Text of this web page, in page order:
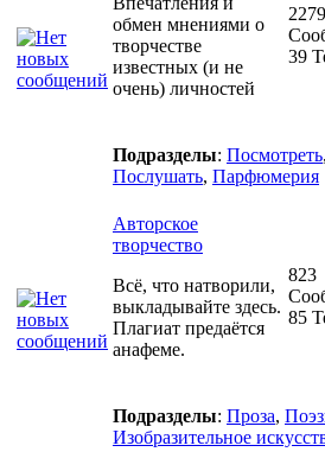
обмен мнениями о
творчестве
известных (и не
очень) личностей
2279
39
Подразделы: Посмотреть,
Послушать, Парфюмерия
Авторское
творчество
Всё, что натворили,
выкладывайте здесь.
Плагиат предаётся
анафеме.
823
85
Подразделы: Проза,
Изобразительное